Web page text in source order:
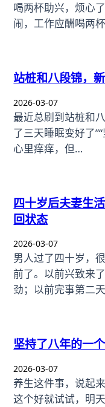
喝两杯助兴，烦心
闹，工作应酬喝两
站桩和八段锦，
2026-03-07
最近总刷到站桩和
了三天睡眠变好了
心里痒痒，但…
四十岁后夫妻生
回状态
2026-03-07
男人过了四十岁，
前了。以前兴致来
劲；以前完事第二
坚持了八年的一
2026-03-07
养生这件事，说起
这个好就试试，明